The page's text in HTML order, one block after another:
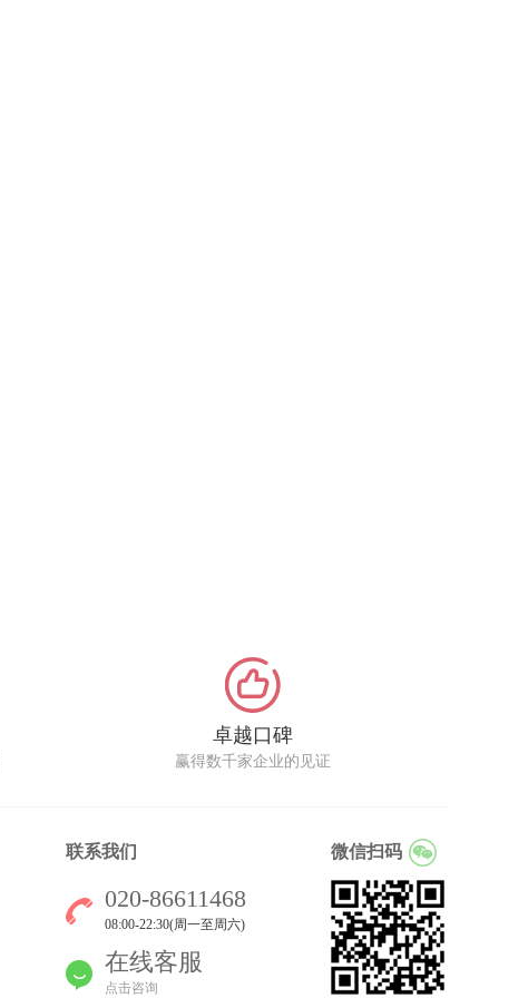
卓越口碑
赢得数千家企业的见证
联系我们
020-86611468
08:00-22:30(周一至周六)
在线客服
点击咨询
微信扫码